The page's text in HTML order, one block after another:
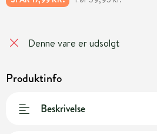
Denne vare er udsolgt
Produktinfo
Beskrivelse